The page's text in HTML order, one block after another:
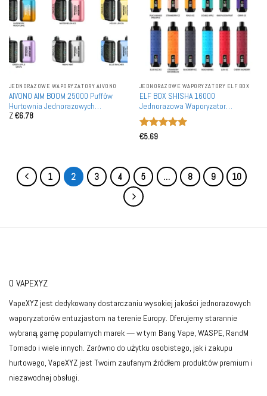
JEDNORAZOWE WAPORYZATORY AIVONO
AIVONO AIM BOOM 25000 Puffów
Hurtownia Jednorazowych
Waporyzatorów naładowań
Z€6.78
JEDNORAZOWE WAPORYZATORY ELF BOX
ELF BOX SHISHA 16000
Jednorazowa Waporyzator
Hurtownia
Oceniono
€5.69
1 2 3 4 5 … 8 9 10
O VAPEXYZ
VapeXYZ jest dedykowany dostarczaniu wysokiej jakości jednorazowych
waporyzatorów entuzjastom na terenie Europy. Oferujemy starannie
wybraną gamę popularnych marek — w tym Bang Vape, WASPE, RandM
Tornado i wiele innych. Zarówno do użytku osobistego, jak i zakupu
hurtowego, VapeXYZ jest Twoim zaufanym źródłem produktów premium i
niezawodnej obsługi.